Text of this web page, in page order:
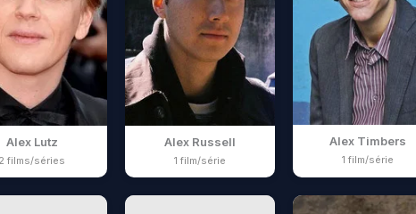
Alex Lutz
films/séries
Alex Russell
1 film/série
Alex Timbers
1 film/série